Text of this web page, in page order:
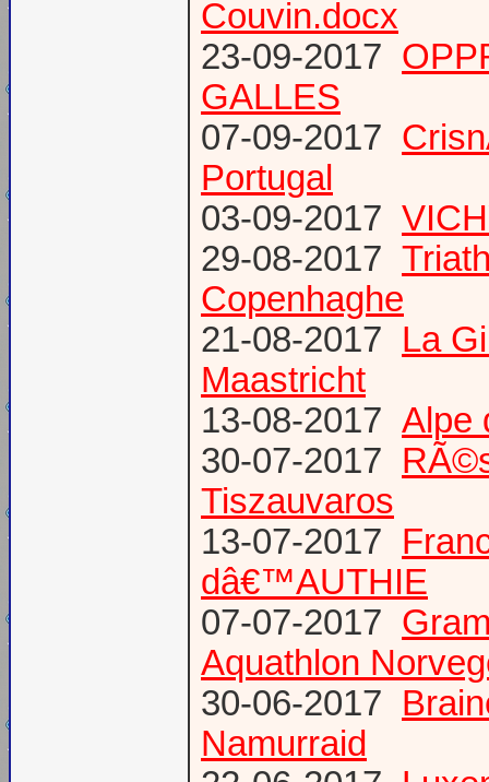
Couvin.docx
23-09-2017
GALLES
07-09-2017
Portugal
03-09-2017
29-08-2017
Copenhaghe
21-08-2017 La
Maastricht
13-08-2017 Alpe
30-07-2017
Tiszauvaros
13-07-2017
dâ€™AUTHIE
07-07-2017
Aquathlon
30-06-2017
Namurraid